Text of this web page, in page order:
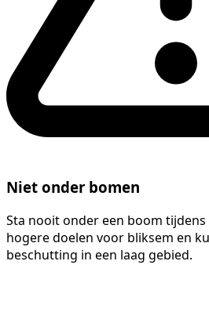
Niet onder bomen
Sta nooit onder een boom tijdens
hogere doelen voor bliksem en
beschutting in een laag gebied.